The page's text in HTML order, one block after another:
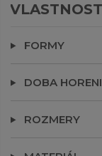
moruše a
FORMY
DOBA
ROZMERY